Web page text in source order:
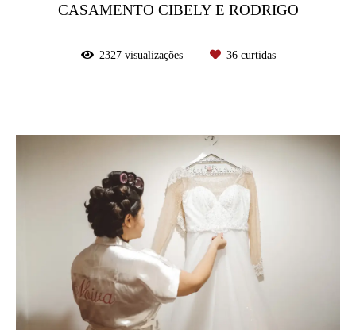
CASAMENTO CIBELY E RODRIGO
2327visualizações 36curtidas